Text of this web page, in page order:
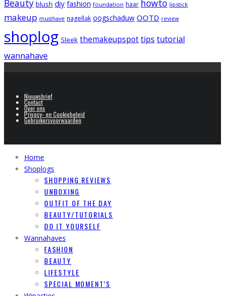
Beauty blush diy fashion foundation haar howto lipstick
makeup musthave nagellak oogschaduw OOTD review
shoplog Sleek themakeupspottips tutorial
wannahave
Nieuwsbrief
Contact
Over ons
Privacy- en Cookiebeleid
Gebruikersvoorwaarden
Home
Shoplogs
SHOPPING REVIEWS
UNBOXING
OUTFIT OF THE DAY
BEAUTY/TUTORIALS
DO IT YOURSELF
Wannahaves
FASHION
BEAUTY
LIFESTYLE
SPECIAL MOMENT’S